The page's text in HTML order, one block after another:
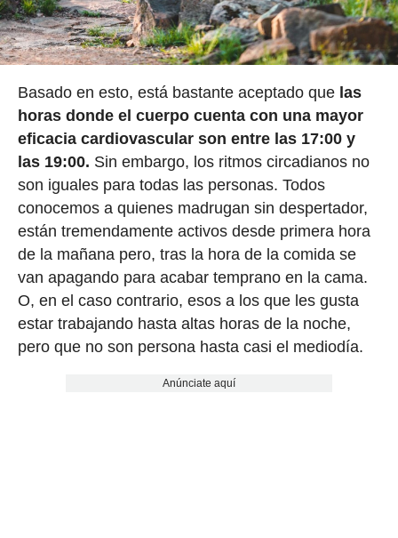
Basado en esto, está bastante aceptado que las
horas donde el cuerpo cuenta con una mayor
eficacia cardiovascular son entre las 17:00 y
las 19:00. Sin embargo, los ritmos circadianos no
son iguales para todas las personas. Todos
conocemos a quienes madrugan sin despertador,
están tremendamente activos desde primera hora
de la mañana pero, tras la hora de la comida se
van apagando para acabar temprano en la cama.
O, en el caso contrario, esos a los que les gusta
estar trabajando hasta altas horas de la noche,
pero que no son persona hasta casi el mediodía.
Anúnciate aquí